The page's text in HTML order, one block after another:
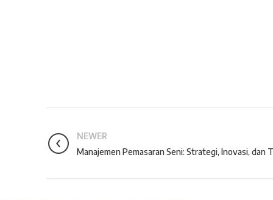
NEWER
Manajemen Pemasaran Seni: Strategi, Inovasi, dan